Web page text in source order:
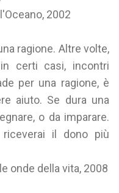
2002
ragione. Altre volte,
certi casi, incontri
per una ragione, è
aiuto. Se dura una
o da imparare.
il dono più
onde della vita, 2008